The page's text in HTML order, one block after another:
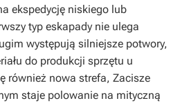
ekspedycję niskiego lub
typ eskapady nie ulega
występują silniejsze potwory,
do produkcji sprzętu u
również nowa strefa, Zacisze
staje polowanie na mityczną